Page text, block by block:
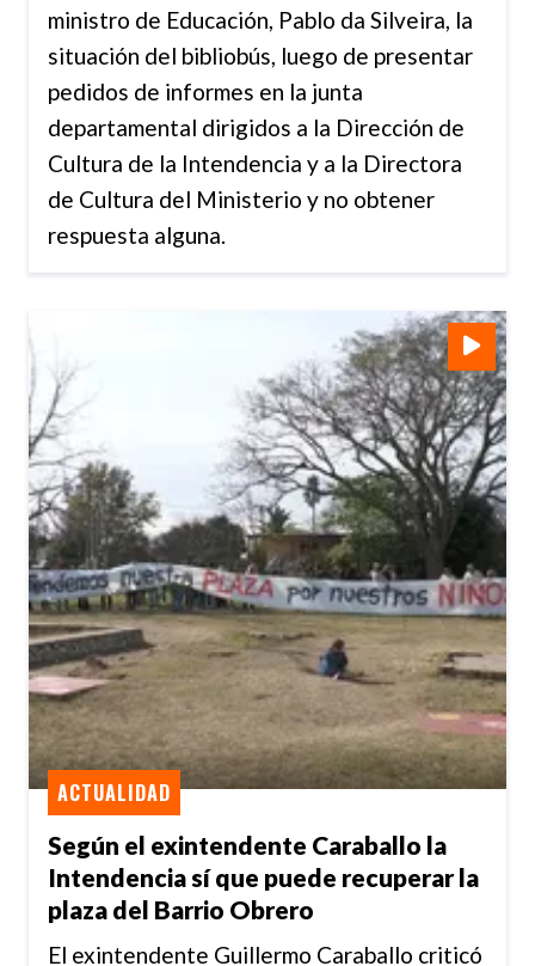
ministro de Educación, Pablo da Silveira, la
situación del bibliobús, luego de presentar
pedidos de informes en la junta
departamental dirigidos a la Dirección de
Cultura de la Intendencia y a la Directora
de Cultura del Ministerio y no obtener
respuesta alguna.
Según el exintendente Caraballo la
Intendencia sí que puede recuperar la
plaza del Barrio Obrero
ACTUALIDAD
El exintendente Guillermo Caraballo criticó